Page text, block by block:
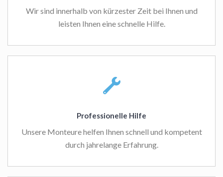
Wir sind innerhalb von kürzester Zeit bei Ihnen und
leisten Ihnen eine schnelle Hilfe.
Professionelle Hilfe
Unsere Monteure helfen Ihnen schnell und kompetent
durch jahrelange Erfahrung.